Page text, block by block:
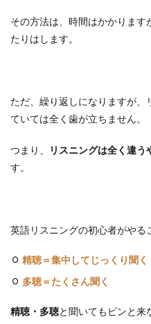
その方法は、時間はかかります
たりはします。
ただ、繰り返しになりますが、
ていては全く歯が立ちません。
つまり、 リスニングは全く違
す。
英語リスニングの初心者がやる
精聴＝集中してじっくり聞く
多聴＝たくさん聞く
精聴・多聴と聞いてもピンと来